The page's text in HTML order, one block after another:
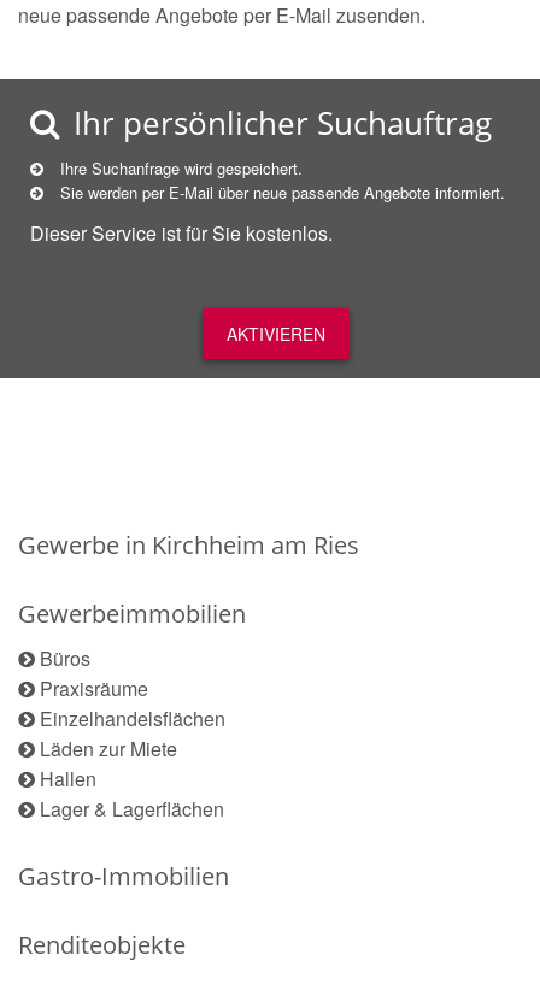
neue passende Angebote per E-Mail zusenden.
Ihr persönlicher Suchauftrag
Ihre Suchanfrage wird gespeichert.
Sie werden per E-Mail über neue passende Angebote informiert.
Dieser Service ist für Sie kostenlos.
AKTIVIEREN
Gewerbe in Kirchheim am Ries
Gewerbeimmobilien
Büros
Praxisräume
Einzelhandelsflächen
Läden zur Miete
Hallen
Lager & Lagerflächen
Gastro-Immobilien
Renditeobjekte